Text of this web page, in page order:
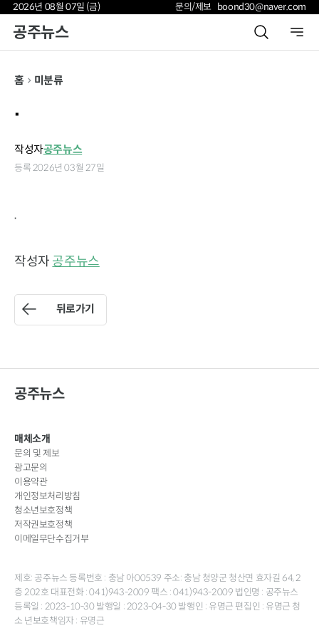
2026년 08월 07일 (금) 문의/제보 boond30@naver.com
공주뉴스
홈 미분류
.
작성자공주뉴스
등록 2026년 03월 27일
.
작성자 공주뉴스
뒤로가기
공주뉴스
매체소개
문의 및 제보
광고문의
이용약관
개인정보처리방침
청소년보호정책
저작권보호정책
이메일무단수집거부
제호: 공주뉴스 등록번호 : 충남 아00539 주소: 충남 청양군 청산면 효자길 64, 2
층 202호 대표전화 : 041)943-2009 팩스 : 041)943-2009 법인명 : 공주뉴스
등록일 : 2023-10-30 발행일 : 2023-04-30 발행인 : 유명근 편집인 : 유명근 청
소 년보호책임자 : 유명근